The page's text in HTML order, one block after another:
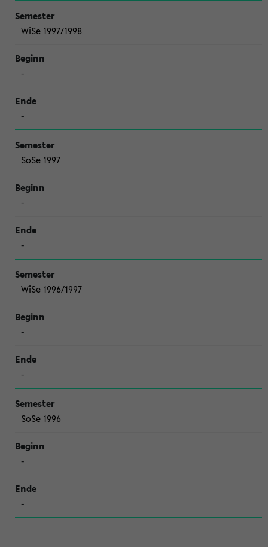
WiSe 1997/1998
-
-
SoSe 1997
-
-
WiSe 1996/1997
-
-
SoSe 1996
-
-